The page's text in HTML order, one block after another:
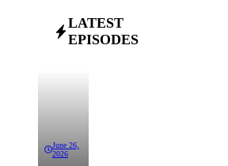
LATEST
EPISODES
June 26,
2026